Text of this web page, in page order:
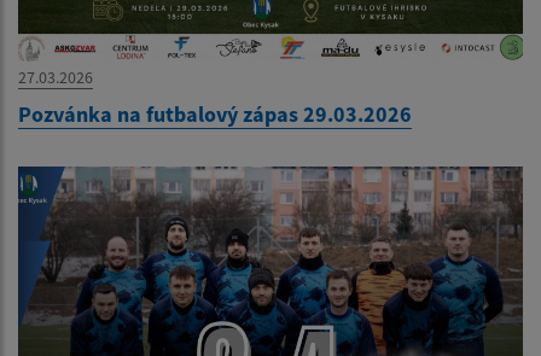
27.03.2026
Pozvánka na futbalový zápas 29.03.2026